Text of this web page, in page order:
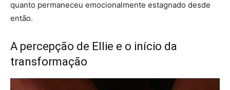
quanto permaneceu emocionalmente estagnado desde
então.
A percepção de Ellie e o início da
transformação